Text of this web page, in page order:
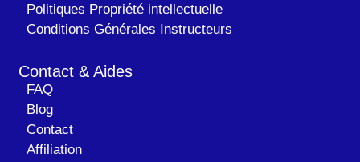
Politiques Propriété intellectuelle
Conditions Générales Instructeurs
Contact & Aides
FAQ
Blog
Contact
Affiliation